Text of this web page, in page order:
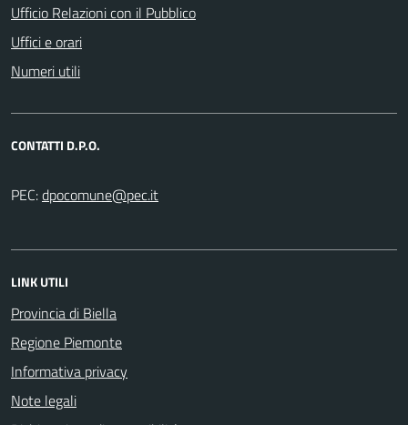
Ufficio Relazioni con il Pubblico
Uffici e orari
Numeri utili
CONTATTI D.P.O.
PEC:
LINK UTILI
Provincia di Biella
Regione Piemonte
Informativa privacy
Note legali